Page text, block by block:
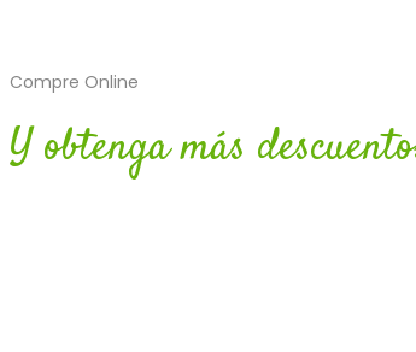
Compre Online
Y obtenga más